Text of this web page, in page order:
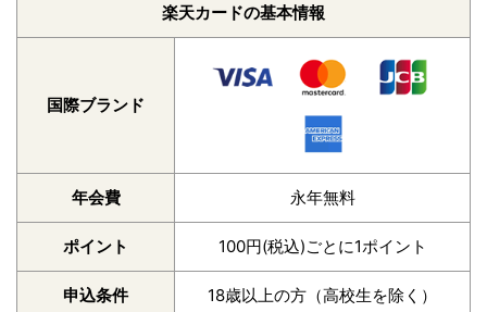
楽天カードの基本情報
国際ブランド
年会費 永年無料
ポイント 100円(税込)ごとに1ポイント
申込条件 18歳以上の方（高校生を除く）